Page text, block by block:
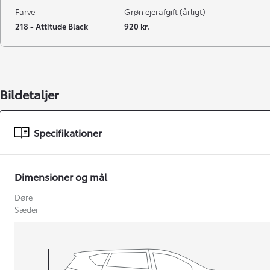
Farve
218 - Attitude Black
Grøn ejerafgift (årligt)
920 kr.
Bildetaljer
Specifikationer
Dimensioner og mål
Døre
Sæder